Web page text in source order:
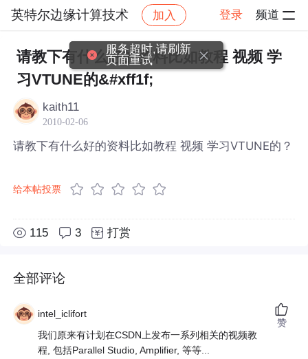
英特尔边缘计算技术 加入 登录 频道
社区 英特尔边缘计算技术 帖子详情
请教下有什么好的资料比如教程 视频 学
习VTUNE的&#xff1f;
kaith11
2010-02-06
请教下有什么好的资料比如教程 视频 学习VTUNE的？
给本帖投票
115 3 打赏
全部评论
intel_iclifort
我们原来有计划在CSDN上发布一系列相关的视频教
程, 包括Parallel Studio, Amplifier, 等等...
赞
服务超时,请刷新
页面重试